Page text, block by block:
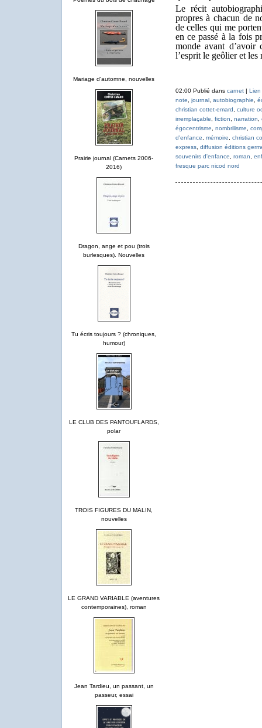
Mariage d'automne, nouvelles
Prairie journal (Carnets 2006-
2016)
Dragon, ange et pou (trois
burlesques). Nouvelles
Tu écris toujours ? (chroniques,
humour)
LE CLUB DES PANTOUFLARDS,
polar
TROIS FIGURES DU MALIN,
nouvelles
LE GRAND VARIABLE (aventures
contemporaines), roman
Jean Tardieu, un passant, un
passeur, essai
Le récit
propres à chacun de
de celles qui me
en ce passé à la fois
monde avant
l’esprit le geôlier et les
02:00 Publié dans carnet| Lien
note, journal, autobiographie,
christian cottet-emard, culture
irremplaçable, fiction, narration,
égocentrisme, nombrilisme,
d'enfance, mémoire, christian
express, diffusion éditions
souvenirs d'enfance, roman,
fresque parc nicod nord